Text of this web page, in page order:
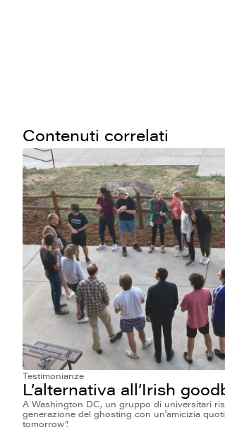
Contenuti correlati
Testimonianze
L’alternativa all’Irish
A Washington DC, un gruppo di universitari
generazione del ghosting con un'amicizia
tomorrow”.